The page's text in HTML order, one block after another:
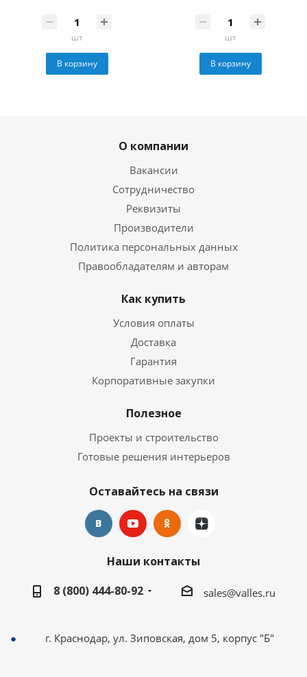
шт
В корзину
шт
В корзину
О компании
Вакансии
Сотрудничество
Реквизиты
Производители
Политика персональных данных
Правообладателям и авторам
Как купить
Условия оплаты
Доставка
Гарантия
Корпоративные закупки
Полезное
Проекты и строительство
Готовые решения интерьеров
Оставайтесь на связи
Наши контакты
8 (800) 444-80-92
sales@valles.ru
г. Краснодар, ул. Зиповская, дом 5, корпус "Б"